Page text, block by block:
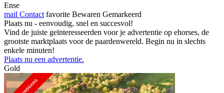
Ense
mail Contact favorite Bewaren Gemarkeerd
Plaats nu - eenvoudig, snel en succesvol!
Vind de juiste geïnteresseerden voor je advertentie op ehorses, de
grootste marktplaats voor de paardenwereld. Begin nu in slechts
enkele minuten!
Plaats nu een advertentie.
Gold